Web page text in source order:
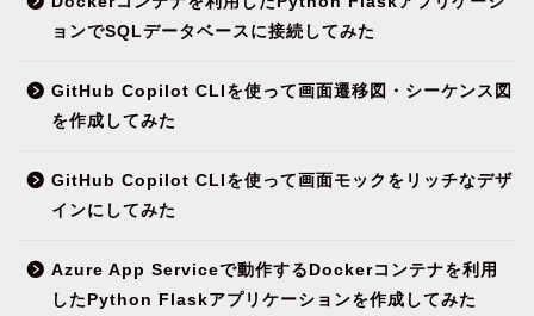
ョンでSQLデータベースに接続してみた
GitHub Copilot CLIを使って画面遷移図・シーケンス図
を作成してみた
GitHub Copilot CLIを使って画面モックをリッチなデザ
インにしてみた
Azure App Serviceで動作するDockerコンテナを利用
したPython Flaskアプリケーションを作成してみた